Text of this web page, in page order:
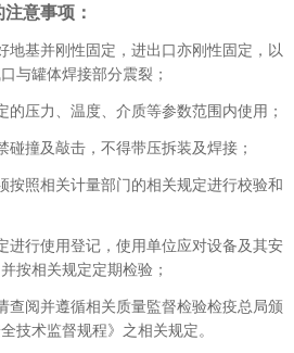
意事项：
地基并刚性固定，进出口亦刚性固定，以
与罐体焊接部分震裂；
的压力、温度、介质等参数范围内使用；
碰撞及敲击，不得带压拆装及焊接；
按照相关计量部门的相关规定进行校验和
进行使用登记，使用单位应对设备及其安
按相关规定定期检验；
查阅并遵循相关质量監督检验检疫总局颁
术监督规程》之相关规定。